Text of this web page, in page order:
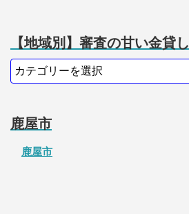
【地域別】審査の甘い金貸し
鹿屋市
鹿屋市